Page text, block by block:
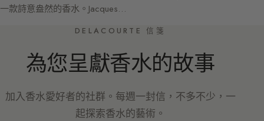
一款詩意盎然的香水。Jacques…
DELACOURTE 信箋
為您呈獻香水的故事
加入香水愛好者的社群。每週一封信，不多不少，一
起探索香水的藝術。